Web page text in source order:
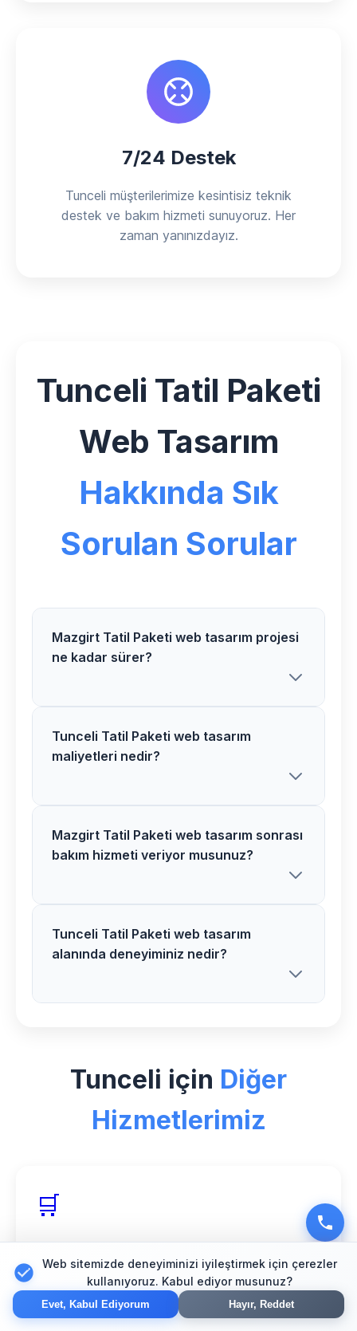
7/24 Destek
Tunceli müşterilerimize kesintisiz teknik
destek ve bakım hizmeti sunuyoruz. Her
zaman yanınızdayız.
Tunceli Tatil Paketi
Web Tasarım
Hakkında Sık
Sorulan Sorular
Mazgirt Tatil Paketi web tasarım projesi
ne kadar sürer?
Mazgirt bölgesindeki Tatil Paketi web
tasarım projelerimiz proje kapsamına
alabilirsiniz.
Tunceli Tatil Paketi web tasarım
maliyetleri nedir?
Tunceli bölgesinde Tatil Paketi web
tasarım maliyetleri proje detaylarına
Mazgirt Tatil Paketi web tasarım sonrası
bakım hizmeti veriyor musunuz?
Evet, Mazgirt bölgesindeki tüm Tatil
Paketi web tasarım projelerimizde 1 yıl
sunuyoruz.
Tunceli Tatil Paketi web tasarım
alanında deneyiminiz nedir?
proje ve %98 müşteri memnuniyeti
oranımızla hizmet veriyoruz.
Tunceli için Diğer
Hizmetlerimiz
🛒
Tunceli E-Ticaret
Güvenli online mağaza çözümleri
Web sitemizde deneyiminizi iyileştirmek için çerezler
kullanıyoruz. Kabul ediyor musunuz?
Evet, Kabul Ediyorum Hayır, Reddet